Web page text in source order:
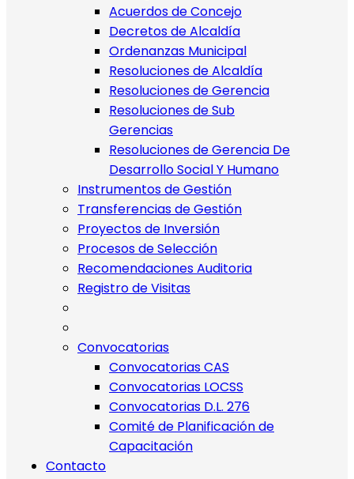
Acuerdos de Concejo
Decretos de Alcaldía
Ordenanzas Municipal
Resoluciones de Alcaldía
Resoluciones de Gerencia
Resoluciones de Sub
Gerencias
Resoluciones de Gerencia De
Desarrollo Social Y Humano
Instrumentos de Gestión
Transferencias de Gestión
Proyectos de Inversión
Procesos de Selección
Recomendaciones Auditoria
Registro de Visitas
Convocatorias
Convocatorias CAS
Convocatorias LOCSS
Convocatorias D.L. 276
Comité de Planificación de
Capacitación
Contacto